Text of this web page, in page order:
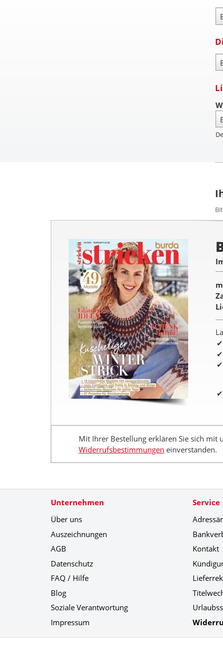
Mit Ihrer Bestellung erklären Sie sich mit
Widerrufsbestimmungen einverstanden.
Unternehmen
Über uns
Auszeichnungen
AGB
Datenschutz
FAQ / Hilfe
Blog
Soziale Verantwortung
Impressum
Service
Kontakt